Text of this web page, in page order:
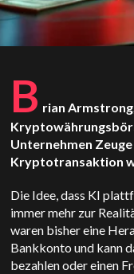
B rian
Unternehmen
Kryptotransaktion
Die Idee, dass KI
immer mehr zur
waren bisher eine
Bankkonto und kann
bezahlen oder einen